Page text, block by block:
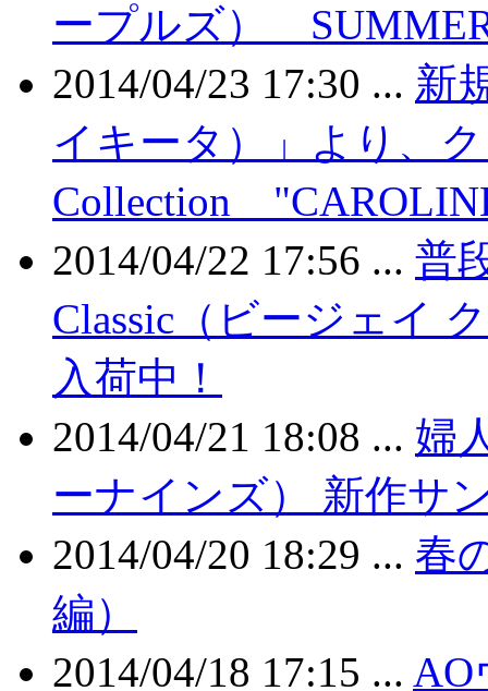
ープルズ）
2014/04/23 17:30 ... 新
イキータ）」より、
Collection
2014/04/22 17:56 ... 普
Classic（ビージェイ
入荷中！
2014/04/21 18:08 ... 婦
ーナインズ） 新作サ
2014/04/20 18:29 ... 春
編）
2014/04/18 17:15 ...